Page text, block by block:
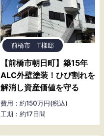
前橋市 T様邸
【前橋市朝日町】築15年
ALC外壁塗装！ひび割れを
解消し資産価値を守る
費用：約150万円(税込)
工期：約17日間